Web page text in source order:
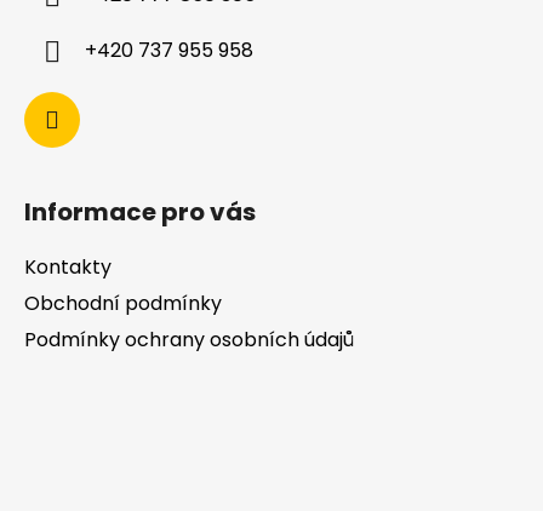
+420 737 955 958
Informace pro vás
Kontakty
Obchodní podmínky
Podmínky ochrany osobních údajů